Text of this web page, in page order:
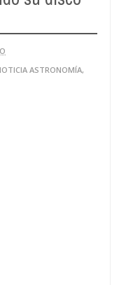
ASTRONOMÍA,